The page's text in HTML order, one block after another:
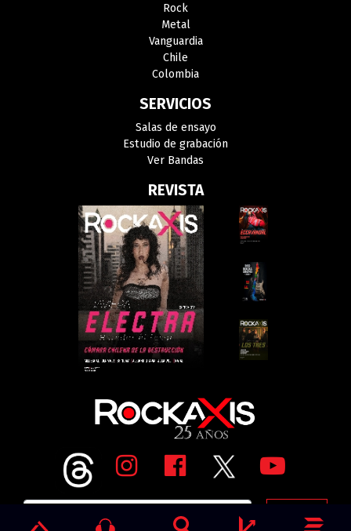
Rock
Metal
Vanguardia
Chile
Colombia
SERVICIOS
Salas de ensayo
Estudio de grabación
Ver Bandas
REVISTA